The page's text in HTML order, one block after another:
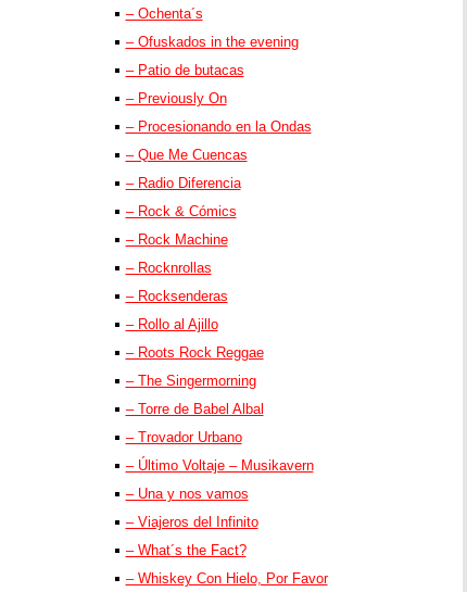
– Ochenta´s
– Ofuskados in the evening
– Patio de butacas
– Previously On
– Procesionando en la Ondas
– Que Me Cuencas
– Radio Diferencia
– Rock & Cómics
– Rock Machine
– Rocknrollas
– Rocksenderas
– Rollo al Ajillo
– Roots Rock Reggae
– The Singermorning
– Torre de Babel Albal
– Trovador Urbano
– Último Voltaje – Musikavern
– Una y nos vamos
– Viajeros del Infinito
– What´s the Fact?
– Whiskey Con Hielo, Por Favor